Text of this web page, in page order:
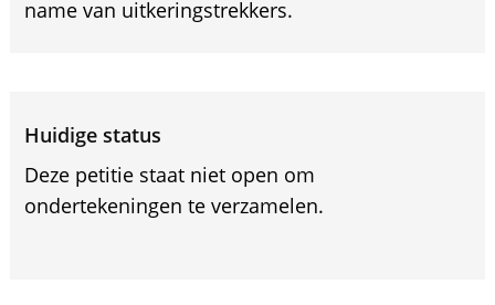
name van uitkeringstrekkers.
Huidige status
Deze petitie staat niet open om
ondertekeningen te verzamelen.